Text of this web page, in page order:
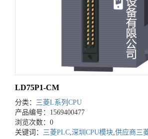
LD75P1-CM
分类： 三菱L系列CPU
产品编号：1569400477
浏览次数：0
关键词： 三菱PLC,深圳CPU模块,供应商三